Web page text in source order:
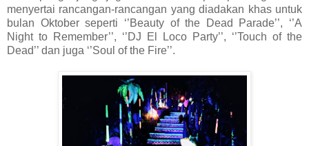
menyertai rancangan-rancangan yang diadakan khas untuk
bulan Oktober seperti ‘’Beauty of the Dead Parade’’, ‘’A
Night to Remember’’, ‘’DJ El Loco Party’’, ‘’Touch of the
Dead’’ dan juga ‘’Soul of the Fire’’.